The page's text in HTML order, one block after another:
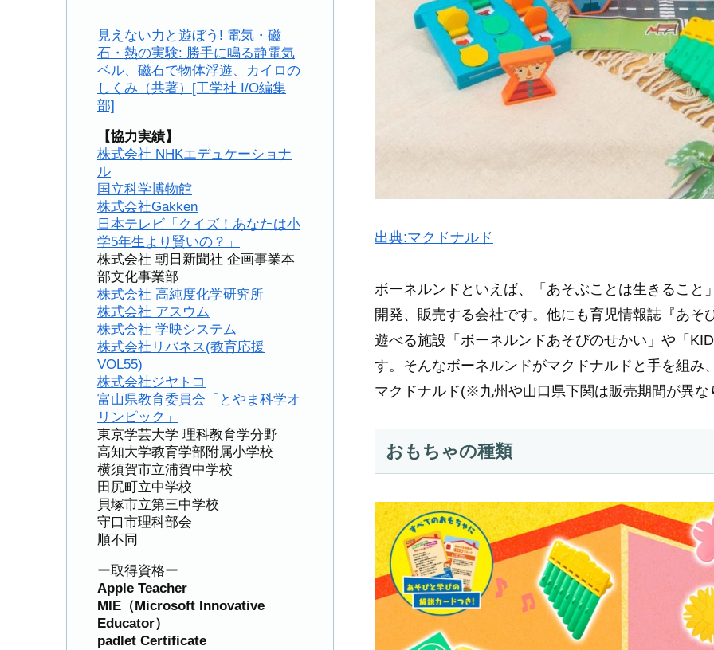
出典:マクドナルド
ボーネルンドといえば、「あそぶことは生きるこ
開発、販売する会社です。他にも育児情報誌『あ
遊べる施設「ボーネルンドあそびのせかい」や「
す。そんなボーネルンドがマクドナルドと手を組
マクドナルド(※九州や山口県下関は販売期間が異
おもちゃの種類
見えない力と遊ぼう! 電気・磁
石・熱の実験: 勝手に鳴る静電気
ベル、磁石で物体浮遊、カイロの
しくみ（共著）[工学社 I/O編集
部]
【協力実績】
株式会社 NHKエデュケーショナ
ル
国立科学博物館
株式会社Gakken
日本テレビ「クイズ！あなたは小
学5年生より賢いの？」
株式会社 朝日新聞社 企画事業本
部文化事業部
株式会社 高純度化学研究所
株式会社 アスウム
株式会社 学映システム
株式会社リバネス(教育応援
VOL55)
株式会社ジヤトコ
富山県教育委員会「とやま科学オ
リンピック」
東京学芸大学 理科教育学分野
高知大学教育学部附属小学校
横須賀市立浦賀中学校
田尻町立中学校
貝塚市立第三中学校
守口市理科部会
順不同
ー取得資格ー
Apple Teacher
MIE（Microsoft Innovative
Educator）
padlet Certificate